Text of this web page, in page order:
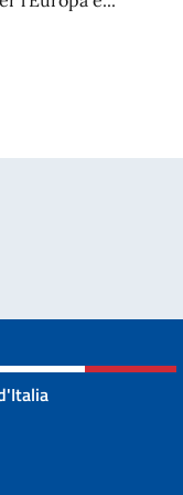
Balcani” 2026 per